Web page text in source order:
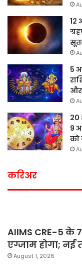
12
5
और
20
9
को
करिअर
AIIMS CRE-5 के 7
एग्जाम होगा; नई
August 1, 2026